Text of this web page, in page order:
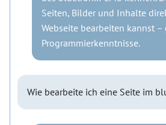
Seiten, Bilder und Inhalte
Webseite bearbeiten kannst –
Programmierkenntnisse.
Wie bearbeite ich eine Seite im